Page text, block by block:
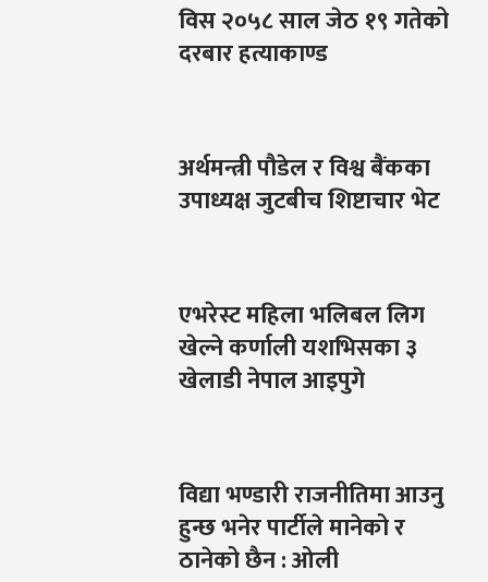
विस २०५८ साल जेठ १९ गतेको
दरबार हत्याकाण्ड
अर्थमन्त्री पौडेल र विश्व बैंकका
उपाध्यक्ष जुटबीच शिष्टाचार भेट
एभरेस्ट महिला भलिबल लिग
खेल्ने कर्णाली यशभिसका ३
खेलाडी नेपाल आइपुगे
विद्या भण्डारी राजनीतिमा आउनु
हुन्छ भनेर पार्टीले मानेको र
ठानेको छैन : ओली